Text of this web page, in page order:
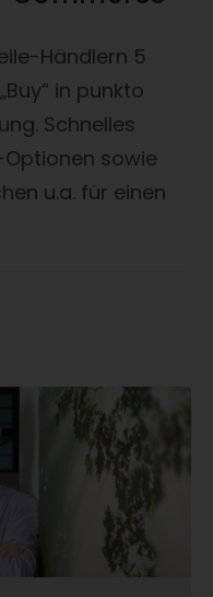
Händlern 5
in punkto
Schnelles
sowie
u.a. für einen